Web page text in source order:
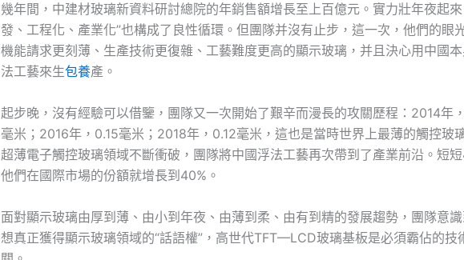
幾年間，中建材玻璃新資料研討總院的年銷售額增長至上百億元。實力壯年夜起來
發、工程化、產業化”也構成了良性循環。但團隊并沒有止步，這一次，他們的眼
機能請求更刻薄、生產技術更復雜、工藝難度更高的顯示玻璃，并且決心用中國
法工藝來生包養產。
起步晚，沒有經驗可以借鑒，團隊又一次開始了艱辛而漫長的攻關歷程：2014年
毫米；2016年，0.15毫米；2018年，0.12毫米，這也是當時世界上最薄的觸控玻
超薄電子觸控玻璃領域不斷衝破，團隊將中國浮法工藝再次帶到了產業前沿。短短
他們在國際市場的份額就增長到40%。
面對顯示玻璃由厚到薄、由小到年夜、由薄到柔、由有到精的發展趨勢，團隊意
想真正獲得顯示玻璃領域的“話語權”，高世代TFT—LCD玻璃基板是必須霸佔的技